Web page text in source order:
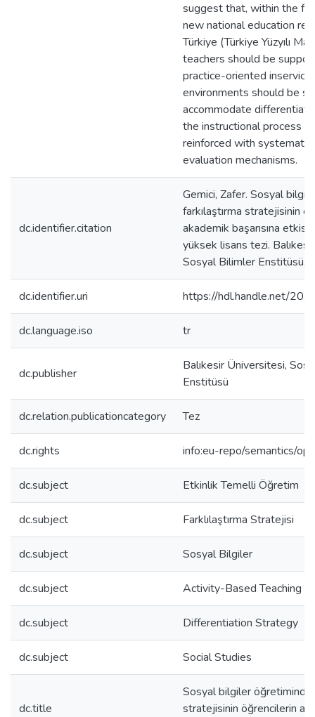
suggest that, within the
new national education
Türkiye (Türkiye Yüzyılı
teachers should be
practice-oriented inservice
environments should be
accommodate
the instructional process
reinforced with systematic
evaluation mechanisms.
dc.identifier.citation
Gemici, Zafer. Sosyal
farkılaştırma stratejisinin
akademik başarısına etkisi.
yüksek lisans tezi.
Sosyal Bilimler Enstitüsü,
dc.identifier.uri https://hdl.handle.net/
dc.language.iso tr
dc.publisher
Balıkesir Üniversitesi,
Enstitüsü
dc.relation.publicationcategory Tez
dc.rights info:eu-repo/semantics/
dc.subject Etkinlik Temelli Öğretim
dc.subject Farklılaştırma Stratejisi
dc.subject Sosyal Bilgiler
dc.subject Activity-Based Teaching
dc.subject Differentiation Strategy
dc.subject Social Studies
dc.title
Sosyal bilgiler öğretiminde
stratejisinin öğrencilerin